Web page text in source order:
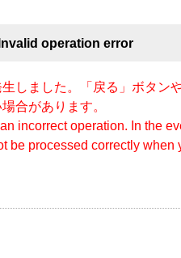
operation error
しました。「戻る」ボタン
合があります。
incorrect operation. In the
be processed correctly